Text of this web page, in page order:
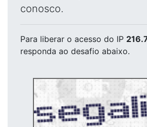
conosco.
Para liberar o acesso do IP
responda ao desafio abaixo.